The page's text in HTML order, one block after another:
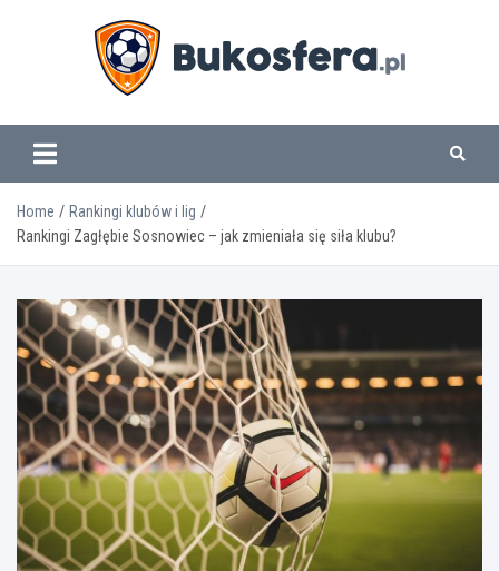
www.bukosfera.pl
Home
Rankingi klubów i lig
Rankingi Zagłębie Sosnowiec – jak zmieniała się siła klubu?